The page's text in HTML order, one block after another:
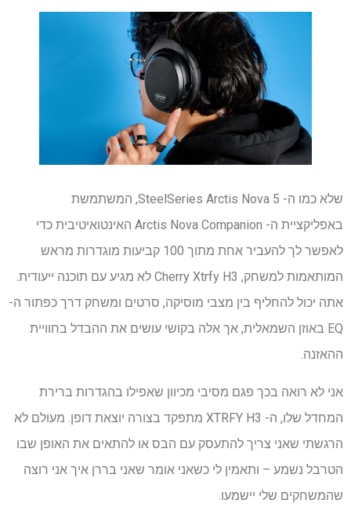
שלא כמו ה- SteelSeries Arctis Nova 5, המשתמשת
באפליקציית ה- Arctis Nova Companion האינטואיטיבית כדי
לאפשר לך להעביר אחת מתוך 100 קביעות מוגדרות מראש
המותאמות למשחק, Cherry Xtrfy H3 לא מגיע עם תוכנה ייעודית.
אתה יכול להחליף בין מצבי מוסיקה, סרטים ומשחק דרך כפתור ה-
EQ באוזן השמאלית, אך אלה בקושי עושים את ההבדל בחוויית
ההאזנה.
אני לא רואה בכך פגם מסיבי מכיוון שאפילו בהגדרות ברירת
המחדל שלו, ה- XTRFY H3 מתפקד בצורה יוצאת דופן. מעולם לא
הרגשתי שאני צריך להתעסק עם הבס או להתאים את האופן שבו
הטרבל נשמע – ותאמין לי כשאני אומר שאני בררן איך אני רוצה
שהמשחקים שלי יישמעו.